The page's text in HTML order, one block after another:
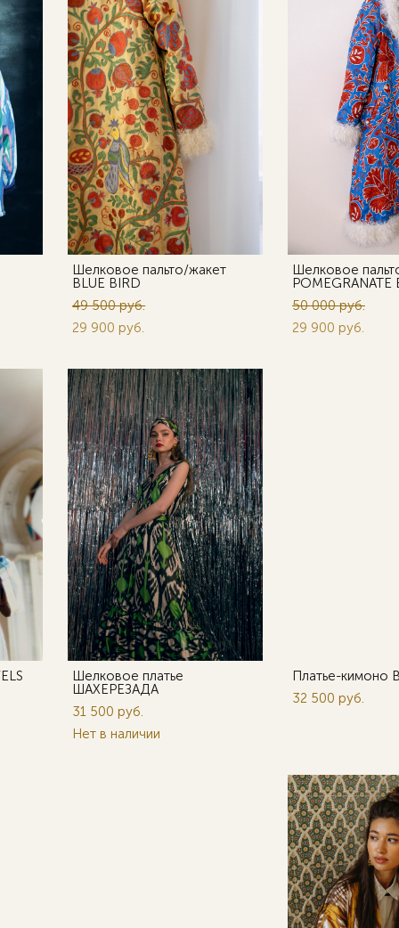
Шелковое пальто/жакет
BLUE BIRD
49 500 pуб.
29 900 pуб.
Шелковое
POMEGRANATE
50 000 pуб.
29 900 pуб.
Шелковое платье
ШАХЕРЕЗАДА
31 500 pуб.
Нет в наличии
Платье-кимоно
32 500 pуб.